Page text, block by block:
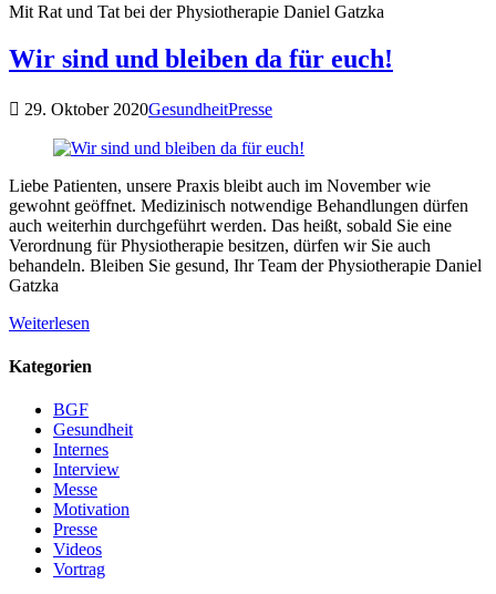
Mit Rat und Tat bei der Physiotherapie Daniel Gatzka
Wir sind und bleiben da für euch!
29. Oktober 2020GesundheitPresse
Liebe Patienten, unsere Praxis bleibt auch im November wie
gewohnt geöffnet. Medizinisch notwendige Behandlungen dürfen
auch weiterhin durchgeführt werden. Das heißt, sobald Sie eine
Verordnung für Physiotherapie besitzen, dürfen wir Sie auch
behandeln. Bleiben Sie gesund, Ihr Team der Physiotherapie Daniel
Gatzka
Weiterlesen
Kategorien
BGF
Gesundheit
Internes
Interview
Messe
Motivation
Presse
Videos
Vortrag